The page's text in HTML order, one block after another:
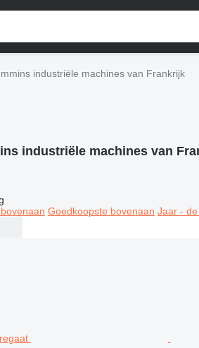
industriële machines van Frankrijk
industriële machines van
Goedkoopste bovenaan Jaar -